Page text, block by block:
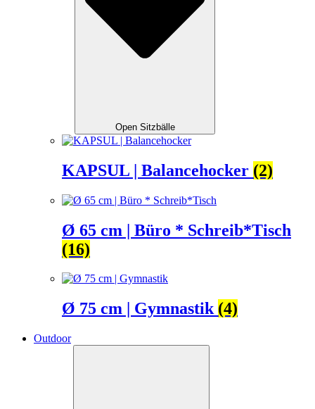
Open Sitzbälle
KAPSUL | Balancehocker (2)
Ø 65 cm | Büro * Schreib*Tisch
(16)
Ø 75 cm | Gymnastik (4)
Outdoor